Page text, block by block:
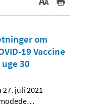
om
19 Vaccine
30
juli 2021
…